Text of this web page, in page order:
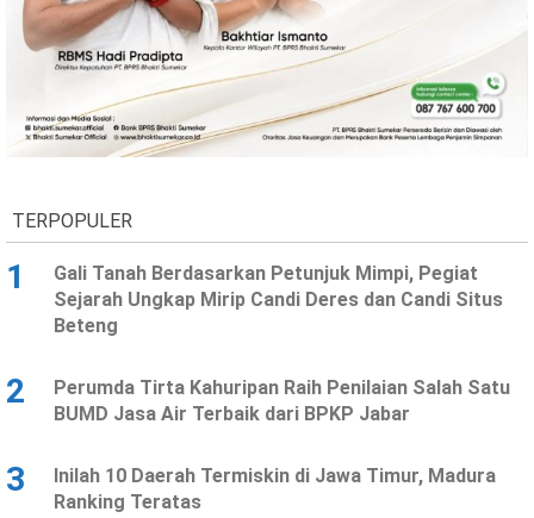
TERPOPULER
1
Gali Tanah Berdasarkan Petunjuk Mimpi, Pegiat
Sejarah Ungkap Mirip Candi Deres dan Candi Situs
Beteng
2
Perumda Tirta Kahuripan Raih Penilaian Salah Satu
BUMD Jasa Air Terbaik dari BPKP Jabar
3
Inilah 10 Daerah Termiskin di Jawa Timur, Madura
Ranking Teratas